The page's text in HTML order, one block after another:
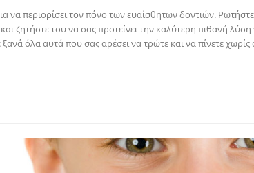
να περιορίσει τον πόνο των ευαίσθητων δοντιών.
ζητήστε του να σας προτείνει την καλύτερη πιθανή λύση
όλα αυτά που σας αρέσει να τρώτε και να πίνετε